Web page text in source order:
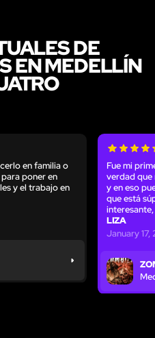
DE
EN MEDELLÍN
en familia o
poner en
y el trabajo en
Fue mi
verdad que
y en eso
que está
LIZA
January 17,